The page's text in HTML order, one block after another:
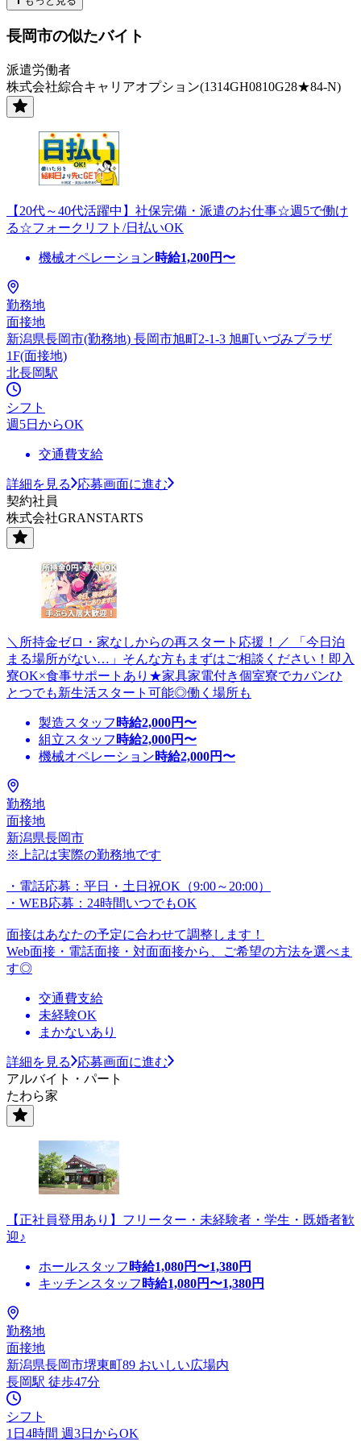
長岡市の似たバイト
派遣労働者
株式会社綜合キャリアオプション(1314GH0810G28★84-N)
【20代～40代活躍中】社保完備・派遣のお仕事☆週5で働け
る☆フォークリフト/日払いOK
機械オペレーション時給1,200円〜
勤務地
面接地
新潟県長岡市(勤務地) 長岡市旭町2-1-3 旭町いづみプラザ
1F(面接地)
北長岡駅
シフト
週5日からOK
交通費支給
詳細を見る
応募画面に進む
契約社員
株式会社GRANSTARTS
＼所持金ゼロ・家なしからの再スタート応援！／ 「今日泊
まる場所がない…」そんな方もまずはご相談ください！即入
寮OK×食事サポートあり★家具家電付き個室寮でカバンひ
とつでも新生活スタート可能◎働く場所も
製造スタッフ 時給2,000円〜
組立スタッフ 時給2,000円〜
機械オペレーション時給2,000円〜
勤務地
面接地
新潟県長岡市
※上記は実際の勤務地です
・電話応募：平日・土日祝OK（9:00～20:00）
・WEB応募：24時間いつでもOK
面接はあなたの予定に合わせて調整します！
Web面接・電話面接・対面面接から、ご希望の方法を選べま
す◎
交通費支給
未経験OK
まかないあり
詳細を見る
応募画面に進む
アルバイト・パート
たわら家
【正社員登用あり】フリーター・未経験者・学生・既婚者歓
迎♪
ホールスタッフ 時給1,080円〜1,380円
キッチンスタッフ 時給1,080円〜1,380円
勤務地
面接地
新潟県長岡市堺東町89 おいしい広場内
長岡駅 徒歩47分
シフト
1日4時間 週3日からOK